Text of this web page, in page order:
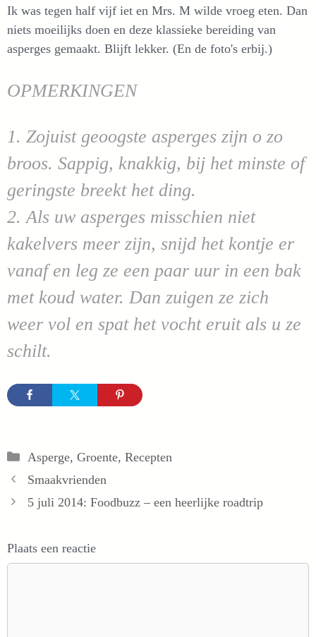
Ik was tegen half vijf iet en Mrs. M wilde vroeg eten. Dan
niets moeilijks doen en deze klassieke bereiding van
asperges gemaakt. Blijft lekker. (En de foto's erbij.)
OPMERKINGEN
1. Zojuist geoogste asperges zijn o zo
broos. Sappig, knakkig, bij het minste of
geringste breekt het ding.
2. Als uw asperges misschien niet
kakelvers meer zijn, snijd het kontje er
vanaf en leg ze een paar uur in een bak
met koud water. Dan zuigen ze zich
weer vol en spat het vocht eruit als u ze
schilt.
Categorieën
Asperge, Groente, Recepten
Smaakvrienden
5 juli 2014: Foodbuzz – een heerlijke roadtrip
Plaats een reactie